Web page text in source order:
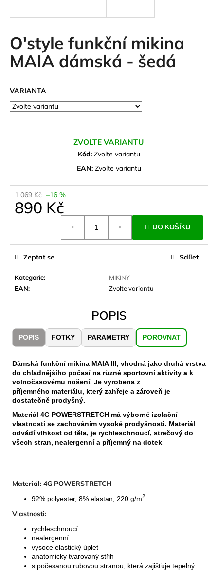
O'style funkční mikina
MAIA dámská - šedá
VARIANTA
ZVOLTE VARIANTU
Kód: Zvolte variantu
EAN: Zvolte variantu
1 069 Kč –16 %
890 Kč
DO KOŠÍKU
Kategorie:
MIKINY
EAN: Zvolte variantu
Zeptat se Sdílet
POPIS
POPIS FOTKY PARAMETRY POROVNAT
Dámská funkční mikina MAIA III, vhodná jako druhá vrstva
do chladnějšího počasí na různé sportovní aktivity a k
volnočasovému nošení. Je vyrobena z
příjemného materiálu, který zahřeje a zároveň je
dostatečně prodyšný.
Materiál 4G POWERSTRETCH má výborné izolační
vlastnosti se zachováním vysoké prodyšnosti. Materiál
odvádí vlhkost od těla, je rychleschnoucí, strečový do
všech stran, nealergenní a příjemný na dotek.
Materiál: 4G POWERSTRETCH
92% polyester, 8% elastan, 220 g/m2
Vlastnosti:
rychleschnoucí
nealergenní
vysoce elastický úplet
anatomicky tvarovaný střih
s počesanou rubovou stranou, která zajišťuje tepelný
í
t
?
HLEDAT
o
u
m
ML
899
Kč